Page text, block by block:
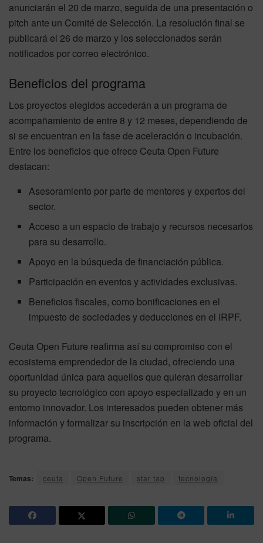
anunciarán el 20 de marzo, seguida de una presentación o
pitch ante un Comité de Selección. La resolución final se
publicará el 26 de marzo y los seleccionados serán
notificados por correo electrónico.
Beneficios del programa
Los proyectos elegidos accederán a un programa de
acompañamiento de entre 8 y 12 meses, dependiendo de
si se encuentran en la fase de aceleración o incubación.
Entre los beneficios que ofrece Ceuta Open Future
destacan:
Asesoramiento por parte de mentores y expertos del
sector.
Acceso a un espacio de trabajo y recursos necesarios
para su desarrollo.
Apoyo en la búsqueda de financiación pública.
Participación en eventos y actividades exclusivas.
Beneficios fiscales, como bonificaciones en el
impuesto de sociedades y deducciones en el IRPF.
Ceuta Open Future reafirma así su compromiso con el
ecosistema emprendedor de la ciudad, ofreciendo una
oportunidad única para aquellos que quieran desarrollar
su proyecto tecnológico con apoyo especializado y en un
entorno innovador. Los interesados pueden obtener más
información y formalizar su inscripción en la web oficial del
programa.
Temas: ceuta Open Future star tap tecnología